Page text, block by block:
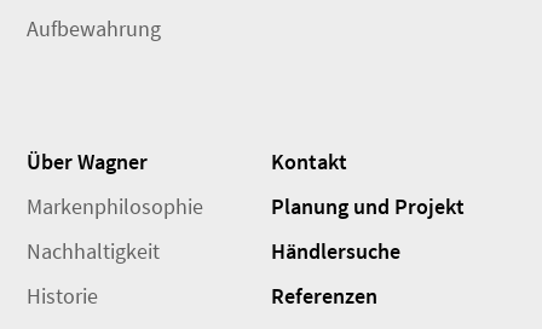
Aufbewahrung
Über Wagner
Markenphilosophie
Nachhaltigkeit
Historie
Kontakt
Planung und Projekt
Händlersuche
Referenzen